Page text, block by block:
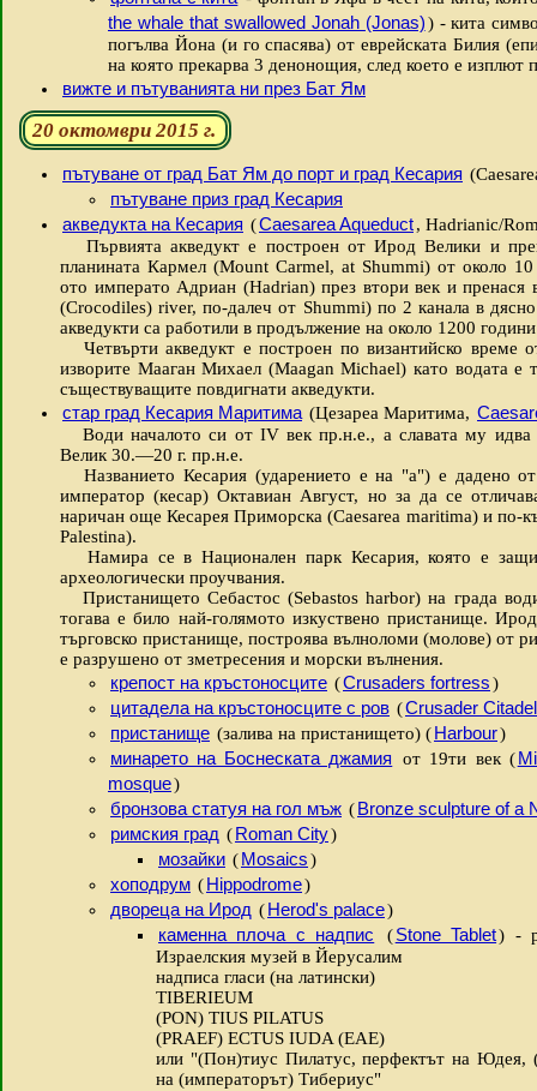
the whale that swallowed Jonah (Jonas)) - кита
погълва Йона (и го спасява) от еврейската Билия
на която прекарва 3 денонощия, след което е изплют
вижте и пътуванията ни през Бат Ям
20 октомври 2015 г.
пътуване от град Бат Ям до порт и град Кесария
пътуване приз град Кесария
акведукта на Кесария (Caesarea Aqueduct, Hadrianic/
Първията акведукт е построен от Ирод Велики и
планината Кармел (Mount Carmel, at Shummi) от около
ото императо Адриан (Hadrian) през втори век и пренася
(Crocodiles) river, по-далеч от Shummi) по 2 канала в
акведукти са работили в продължение на около 1200
Четвърти акведукт е построен по византийско време
изворите Мааган Михаел (Maagan Michael) като водата е
съществуващите повдигнати акведукти.
стар град Кесария Маритима (Цезареа Маритима,
Води началото си от ІV век пр.н.е., а славата му
Велик 30.—20 г. пр.н.е.
Названието Кесария (ударението е на "а") е дадено
император (кесар) Октавиан Август, но за да се
наричан още Кесарея Приморска (Caesarea maritima) и по-
Palestina).
Намира се в Национален парк Кесария, която е
археологически проучвания.
Пристанището Себастос (Sebastos harbor) на града
тогава е било най-голямото изкуствено пристанище.
търговско пристанище, построява вълноломи (молове) от
е разрушено от зметресения и морски вълнения.
крепост на кръстоносците (Crusaders fortress)
цитадела на кръстоносците с ров (Crusader Citadel
пристанище (залива на пристанището) (Harbour)
минарето на Боснеската джамия от 19ти век (
mosque)
бронзова статуя на гол мъж (Bronze sculpture of a
римския град (Roman City)
мозайки (Mosaics)
хоподрум (Hippodrome)
двореца на Ирод (Herod's palace)
каменна плоча с надпис ( Stone Tablet) -
Израелския музей в Йерусалим
надписа гласи (на латински)
TIBERIEUM
(PON) TIUS PILATUS
(PRAEF) ECTUS IUDA (EAE)
или "(Пон)тиус Пилатус, перфектът на Юдея,
на (императорът) Тибериус"